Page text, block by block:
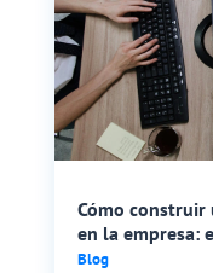
Cómo construir
en la empresa:
Blog